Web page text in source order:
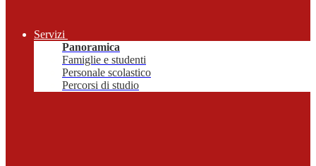
Servizi
Panoramica
Famiglie e studenti
Personale scolastico
Percorsi di studio